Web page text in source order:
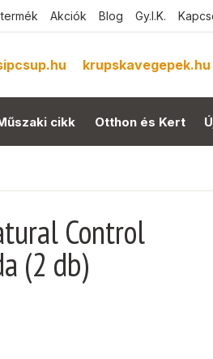
Akciók Blog Gy.I.K.
krupskavegepek.hu
cikk Otthon és Kert
Control
(2 db)